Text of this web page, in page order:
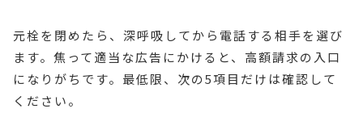
元栓を閉めたら、深呼吸してから電話する相手を選び
ます。焦って適当な広告にかけると、高額請求の入口
になりがちです。最低限、次の5項目だけは確認して
ください。